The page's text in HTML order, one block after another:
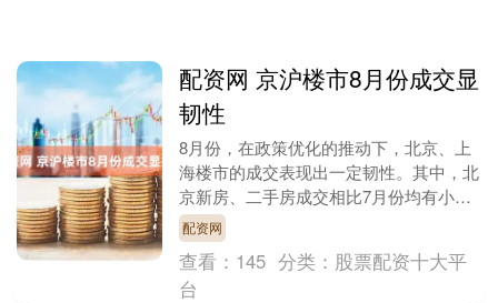
配资网 京沪楼市8月份成交显
韧性
8月份，在政策优化的推动下，北京、上
海楼市的成交表现出一定韧性。其中，北
京新房、二手房成交相比7月份均有小幅
增长，上海新房和二手房市场也在“沪六
条”的推动下配资....
配资网
查看： 145 分类： 股票配资十大平
台